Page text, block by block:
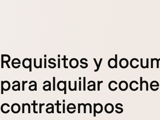
Requisitos y
para alquilar
contratiempos